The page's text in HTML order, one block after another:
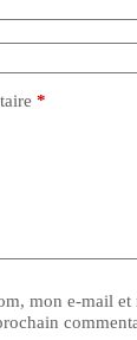
*
mon e-mail et